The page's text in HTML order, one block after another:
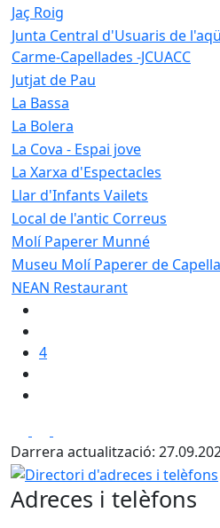
Jaç Roig
Junta Central d'Usuaris de
Carme-Capellades -JCUACC
Jutjat de Pau
La Bassa
La Bolera
La Cova - Espai jove
La Xarxa d'Espectacles
Llar d'Infants Vailets
Local de l'antic Correus
Molí Paperer Munné
Museu Molí Paperer de
NEAN Restaurant
4
Darrera actualització:
Directori d'adreces i telèfons
Adreces i telèfons